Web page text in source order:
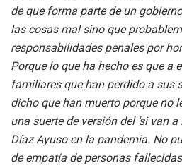
de que forma parte de un
las cosas mal sino que
responsabilidades penales por
Porque lo que ha hecho es que a
familiares que han perdido a sus
dicho que han muerto porque no
una suerte de versión del ‘si van
Díaz Ayuso en la pandemia. No
de empatía de personas